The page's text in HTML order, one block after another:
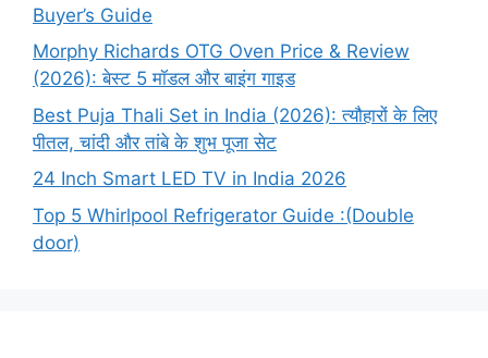
Buyer’s Guide
Morphy Richards OTG Oven Price & Review
(2026): बेस्ट 5 मॉडल और बाइंग गाइड
Best Puja Thali Set in India (2026): त्यौहारों के लिए
पीतल, चांदी और तांबे के शुभ पूजा सेट
24 Inch Smart LED TV in India 2026
Top 5 Whirlpool Refrigerator Guide :(Double
door)